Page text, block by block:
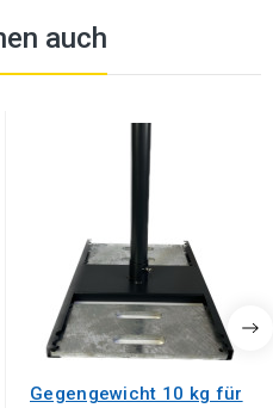
auch
Gegengewicht 10 kg für